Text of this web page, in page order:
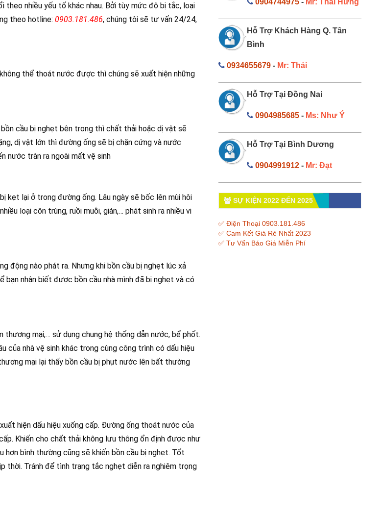
theo nhiều yếu tố khác nhau. Bởi tùy mức độ bị tắc, loại
theo hotline: 0903.181.486, chúng tôi sẽ tư vấn 24/24,
thể thoát nước được thì chúng sẽ xuất hiện những
cầu bị nghẹt bên trong thì chất thải hoặc dị vật sẽ
dị vật lớn thì đường ống sẽ bị chặn cứng và nước
nước tràn ra ngoài mất vệ sinh
kẹt lại ở trong đường ống. Lâu ngày sẽ bốc lên mùi hôi
loại côn trùng, ruồi muỗi, gián,… phát sinh ra nhiều vi
động nào phát ra. Nhưng khi bồn cầu bị nghẹt lúc xả
nhận biết được bồn cầu nhà mình đã bị nghẹt và có
mại,… sử dụng chung hệ thống dẫn nước, bể phốt.
của nhà vệ sinh khác trong cùng công trình có dấu hiệu
mại lại thấy bồn cầu bị phụt nước lên bất thường
hiện dấu hiệu xuống cấp. Đường ống thoát nước của
Khiến cho chất thải không lưu thông ổn định được như
hơn bình thường cũng sẽ khiến bồn cầu bị nghẹt. Tốt
thời. Tránh để tình trạng tắc nghẹt diễn ra nghiêm trọng
Hỗ Trợ Khách Hàng Q. Tân
Bình
0934655679- Mr: Thái
Hỗ Trợ Tại Đồng Nai
0904985685 - Ms: Như Ý
Hỗ Trợ Tại Bình Dương
0904991912 - Mr: Đạt
SỰ KIỆN 2022 ĐẾN 2025
✅ Điện Thoại 0903.181.486
✅ Cam Kết Giá Rẻ Nhất 2023
✅ Tư Vấn Báo Giá Miễn Phí